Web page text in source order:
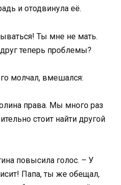
и отодвинула её.
Ты мне не мать.
теперь проблемы?
молчал, вмешался:
права. Мы много раз
стоит найти другой
повысила голос. – У
Папа, ты же обещал,